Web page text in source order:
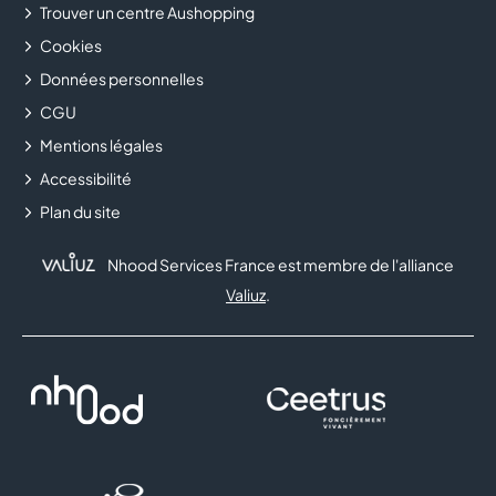
Trouver un centre Aushopping
Cookies
Données personnelles
CGU
Mentions légales
Accessibilité
Plan du site
Nhood Services France est membre de l'alliance
Valiuz.